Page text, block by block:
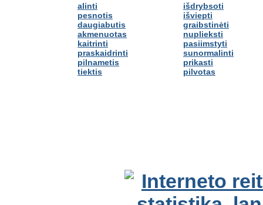
alinti
pesnotis
daugiabutis
akmenuotas
kaitrinti
praskaidrinti
pilnametis
tiektis
išdrybsoti
išviepti
graibstinėti
nuplieksti
pasiimstyti
sunormalinti
prikasti
pilvotas